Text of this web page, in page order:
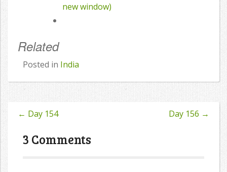
new window)
Related
Posted in India
Post
navigation
← Day 154 Day 156 →
3 Comments